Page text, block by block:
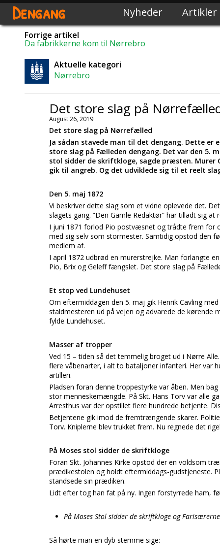
Dengang Nyheder Artikler
Forrige artikel
Da fabrikkerne kom til Nørrebro
Aktuelle kategori
Nørrebro
Det store slag på
August 26, 2019
Det store slag på Nørrefælled
Ja sådan stavede man til det dengang. Dette er
store slag på Fælleden dengang. Det var den 5.
stol sidder de skriftkloge, sagde præsten. Murer
gik til angreb. Og det udviklede sig til et reelt
Den 5. maj 1872
Vi beskriver dette slag som et vidne oplevede det.
slagets gang. ”Den Gamle Redaktør” har tilladt sig at
I juni 1871 forlod Pio postvæsnet og trådte frem for
med sig selv som stormester. Samtidig opstod den
medlem af.
I april 1872 udbrød en murerstrejke. Man forlangte
Pio, Brix og Geleff fængslet. Det store slag på
Et stop ved Lundehuset
Om eftermiddagen den 5. maj gik Henrik Cavling
staldmesteren ud på vejen og advarede de kørende
fylde Lundehuset.
Masser af tropper
Ved 15 – tiden så det temmelig broget ud i Nørre
flere våbenarter, i alt to bataljoner infanteri. Her var
artilleri.
Pladsen foran denne troppestyrke var åben. Men
stor menneskemængde. På Skt. Hans Torv var alle
Arresthus var der opstillet flere hundrede betjente.
Betjentene gik imod de fremtrængende skarer.
Torv. Kniplerne blev trukket frem. Nu regnede det
På Moses stol sidder de skriftkloge
Foran Skt. Johannes Kirke opstod der en voldsom
prædikestolen og holdt eftermiddags-gudstjeneste.
standsede sin prædiken.
Lidt efter tog han fat på ny. Ingen forstyrrede ham,
På Moses Stol sidder de skriftkloge og Farisærerne
Så hørte man en dyb stemme sige: